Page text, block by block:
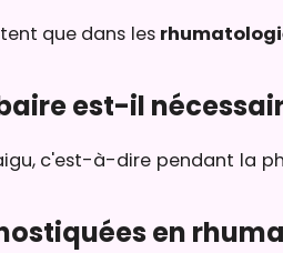
que dans les
est-il
c'est-à-dire pendant la
en